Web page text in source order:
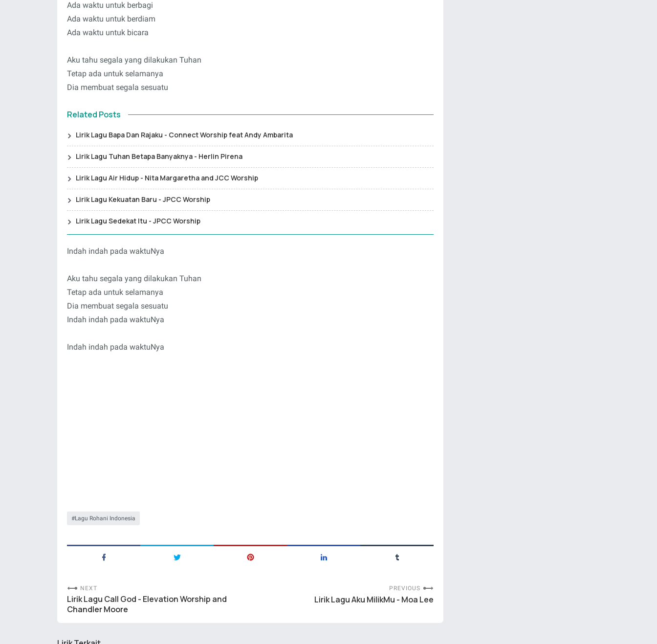
Ada waktu untuk berbagi
Ada waktu untuk berdiam
Ada waktu untuk bicara
Aku tahu segala yang dilakukan Tuhan
Tetap ada untuk selamanya
Dia membuat segala sesuatu
Related Posts
Lirik Lagu Bapa Dan Rajaku - Connect Worship feat Andy Ambarita
Lirik Lagu Tuhan Betapa Banyaknya - Herlin Pirena
Lirik Lagu Air Hidup - Nita Margaretha and JCC Worship
Lirik Lagu Kekuatan Baru - JPCC Worship
Lirik Lagu Sedekat Itu - JPCC Worship
Indah indah pada waktuNya
Aku tahu segala yang dilakukan Tuhan
Tetap ada untuk selamanya
Dia membuat segala sesuatu
Indah indah pada waktuNya
Indah indah pada waktuNya
Lagu Rohani Indonesia
NEXT
Lirik Lagu Call God - Elevation Worship and
Chandler Moore
PREVIOUS
Lirik Lagu Aku MilikMu - Moa Lee